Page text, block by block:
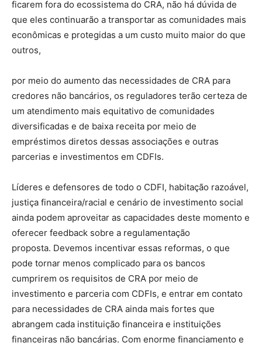
ficarem fora do ecossistema do CRA, não há dúvida de
que eles continuarão a transportar as comunidades mais
econômicas e protegidas a um custo muito maior do que
outros,
por meio do aumento das necessidades de CRA para
credores não bancários, os reguladores terão certeza de
um atendimento mais equitativo de comunidades
diversificadas e de baixa receita por meio de
empréstimos diretos dessas associações e outras
parcerias e investimentos em CDFIs.
Líderes e defensores de todo o CDFI, habitação razoável,
justiça financeira/racial e cenário de investimento social
ainda podem aproveitar as capacidades deste momento e
oferecer feedback sobre a regulamentação
proposta. Devemos incentivar essas reformas, o que
pode tornar menos complicado para os bancos
cumprirem os requisitos de CRA por meio de
investimento e parceria com CDFIs, e entrar em contato
para necessidades de CRA ainda mais fortes que
abrangem cada instituição financeira e instituições
financeiras não bancárias. Com enorme financiamento e